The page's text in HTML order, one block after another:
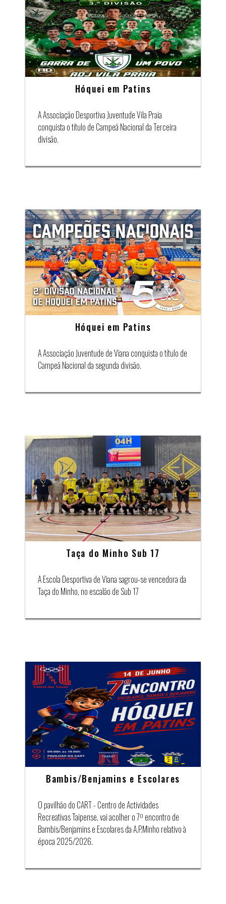
Hóquei em Patins
A Associação Desportiva Juventude Vila Praia
conquista o título de Campeã Nacional da Terceira
divisão.
Hóquei em Patins
A Associação Juventude de Viana conquista o título de
Campeã Nacional da segunda divisão.
Taça do Minho Sub 17
A Escola Desportiva de Viana sagrou-se vencedora da
Taça do Minho, no escalão de Sub 17
Bambis/Benjamins e Escolares
O pavilhão do CART - Centro de Actividades
Recreativas Taipense, vai acolher o 7º encontro de
Bambis/Benjamins e Escolares da A.P.Minho relativo à
época 2025/2026.